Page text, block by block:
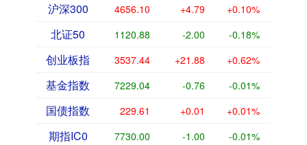
沪深300 4656.10 +4.79 +0.10%
北证50 1120.88 -2.00 -0.18%
创业板指 3537.44 +21.88 +0.62%
基金指数 7229.04 -0.76 -0.01%
国债指数 229.61 +0.01 +0.01%
期指IC0 7730.00 -1.00 -0.01%